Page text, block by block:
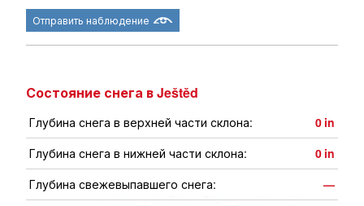
Отправить наблюдение
Состояние снега в Ještěd
Глубина снега в верхней части склона: 0 in
Глубина снега в нижней части склона:
0 in
Глубина свежевыпавшего снега:
—